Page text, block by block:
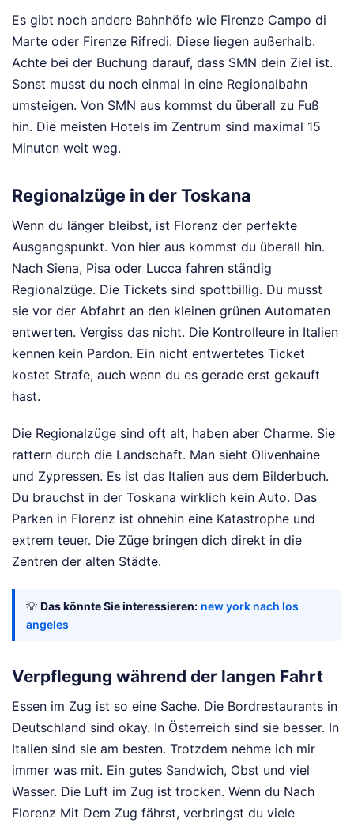
Es gibt noch andere Bahnhöfe wie Firenze Campo di
Marte oder Firenze Rifredi. Diese liegen außerhalb.
Achte bei der Buchung darauf, dass SMN dein Ziel ist.
Sonst musst du noch einmal in eine Regionalbahn
umsteigen. Von SMN aus kommst du überall zu Fuß
hin. Die meisten Hotels im Zentrum sind maximal 15
Minuten weit weg.
Regionalzüge in der Toskana
Wenn du länger bleibst, ist Florenz der perfekte
Ausgangspunkt. Von hier aus kommst du überall hin.
Nach Siena, Pisa oder Lucca fahren ständig
Regionalzüge. Die Tickets sind spottbillig. Du musst
sie vor der Abfahrt an den kleinen grünen Automaten
entwerten. Vergiss das nicht. Die Kontrolleure in Italien
kennen kein Pardon. Ein nicht entwertetes Ticket
kostet Strafe, auch wenn du es gerade erst gekauft
hast.
Die Regionalzüge sind oft alt, haben aber Charme. Sie
rattern durch die Landschaft. Man sieht Olivenhaine
und Zypressen. Es ist das Italien aus dem Bilderbuch.
Du brauchst in der Toskana wirklich kein Auto. Das
Parken in Florenz ist ohnehin eine Katastrophe und
extrem teuer. Die Züge bringen dich direkt in die
Zentren der alten Städte.
💡 Das könnte Sie interessieren: new york nach los
angeles
Verpflegung während der langen Fahrt
Essen im Zug ist so eine Sache. Die Bordrestaurants in
Deutschland sind okay. In Österreich sind sie besser. In
Italien sind sie am besten. Trotzdem nehme ich mir
immer was mit. Ein gutes Sandwich, Obst und viel
Wasser. Die Luft im Zug ist trocken. Wenn du Nach
Florenz Mit Dem Zug fährst, verbringst du viele